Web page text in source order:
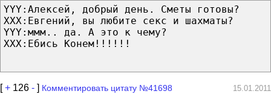
YYY:Алексей, добрый день. Сметы готовы?
XXX:Евгений, вы любите секс и шахматы?
YYY:ммм.. да. А это к чему?
XXX:Ебись Конем!!!!!!
[+ 126 - ] Комментировать цитату №41698 15.01.2011